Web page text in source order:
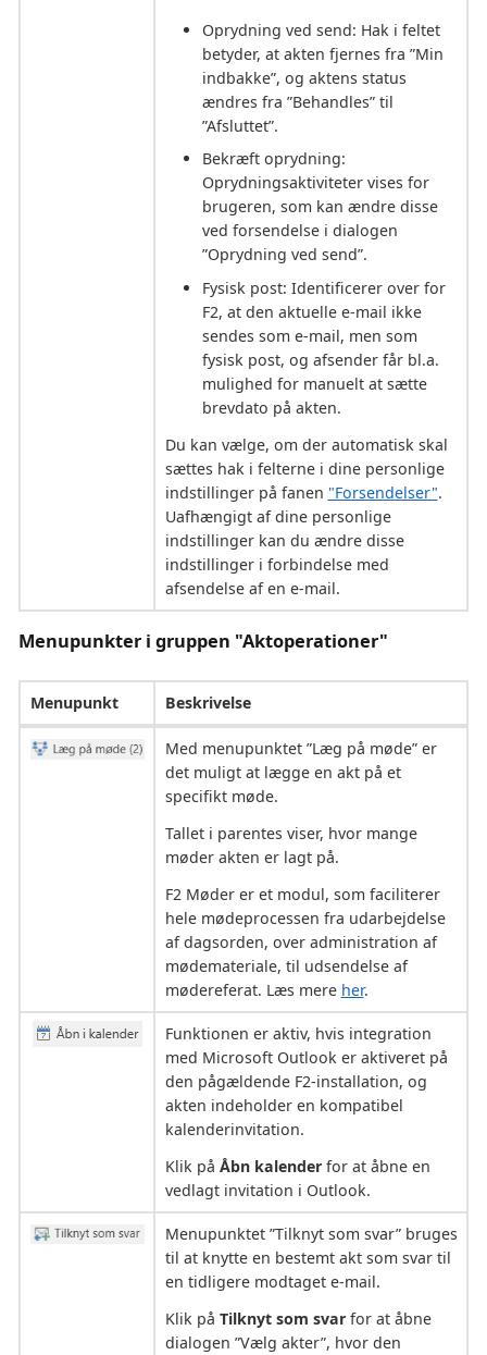
Oprydning ved send: Hak i feltet
betyder, at akten fjernes fra ”Min
indbakke”, og aktens status
ændres fra ”Behandles” til
”Afsluttet”.
Bekræft oprydning:
Oprydningsaktiviteter vises for
brugeren, som kan ændre disse
ved forsendelse i dialogen
”Oprydning ved send”.
Fysisk post: Identificerer over for
F2, at den aktuelle e-mail ikke
sendes som e-mail, men som
fysisk post, og afsender får bl.a.
mulighed for manuelt at sætte
brevdato på akten.
Du kan vælge, om der automatisk skal
sættes hak i felterne i dine personlige
indstillinger på fanen "Forsendelser".
Uafhængigt af dine personlige
indstillinger kan du ændre disse
indstillinger i forbindelse med
afsendelse af en e-mail.
Menupunkter i gruppen "Aktoperationer"
Menupunkt Beskrivelse
Med menupunktet ”Læg på møde” er
det muligt at lægge en akt på et
specifikt møde.
Tallet i parentes viser, hvor mange
møder akten er lagt på.
F2 Møder er et modul, som faciliterer
hele mødeprocessen fra udarbejdelse
af dagsorden, over administration af
mødemateriale, til udsendelse af
mødereferat. Læs mere her.
Funktionen er aktiv, hvis integration
med Microsoft Outlook er aktiveret på
den pågældende F2-installation, og
akten indeholder en kompatibel
kalenderinvitation.
Klik på Åbn kalenderfor at åbne en
vedlagt invitation i Outlook.
Menupunktet ”Tilknyt som svar” bruges
til at knytte en bestemt akt som svar til
en tidligere modtaget e-mail.
Klik på Tilknyt som svarfor at åbne
dialogen ”Vælg akter”, hvor den